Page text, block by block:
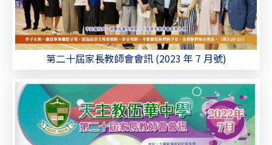
第二十屆家長教師會會訊 (2023 年 7 月號)